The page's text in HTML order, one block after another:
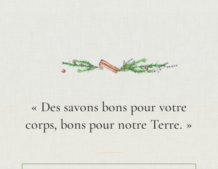
« Des savons bons pour votre
corps, bons pour notre Terre. »